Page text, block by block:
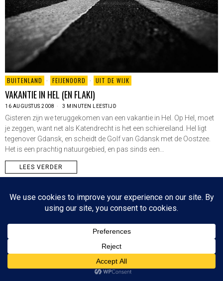
BUITENLAND · FEIJENOORD · UIT DE WIJK
VAKANTIE IN HEL (EN FLAKI)
16 AUGUSTUS 2008 3 MINUTEN LEESTIJD
Gisteren zijn we teruggekomen van een vakantie in Hel. Op Hel, moet
je zeggen, want net als Katendrecht is het een schiereiland. Hel ligt
tegenover Gdansk, en scheidt de Golf van Gdansk met de Oostzee.
Het is een prachtig natuurgebied, en pas sinds een…
LEES VERDER
Since 2003 © All Rights Reserved | Foto's Robbert Baruch tenzij anders vermeld
NIEUWSBRIEF CONTACT
BOVEN